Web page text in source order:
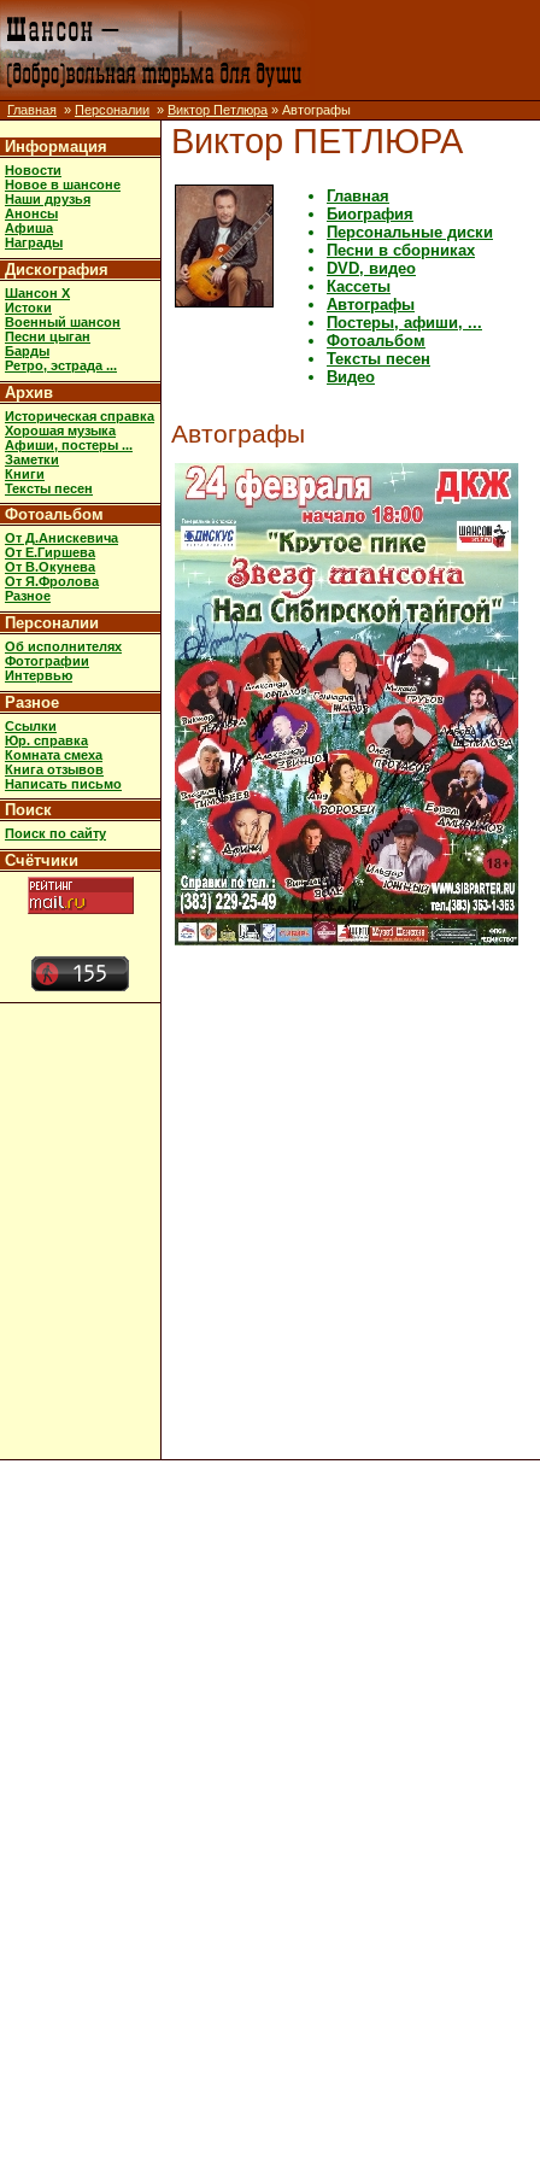
Главная » Персоналии » Виктор Петлюра » Автографы
Информация
Новости
Новое в шансоне
Наши друзья
Анонсы
Афиша
Награды
Дискография
Шансон X
Истоки
Военный шансон
Песни цыган
Барды
Ретро, эстрада ...
Архив
Историческая справка
Хорошая музыка
Афиши, постеры ...
Заметки
Книги
Тексты песен
Фотоальбом
От Д.Анискевича
От Е.Гиршева
От В.Окунева
От Я.Фролова
Разное
Персоналии
Об исполнителях
Фотографии
Интервью
Разное
Ссылки
Юр. справка
Комната смеха
Книга отзывов
Написать письмо
Поиск
Поиск по сайту
Счётчики
Виктор ПЕТЛЮРА
Главная
Биография
Персональные диски
Песни в сборниках
DVD, видео
Кассеты
Автографы
Постеры, афиши, ...
Фотоальбом
Тексты песен
Видео
Автографы